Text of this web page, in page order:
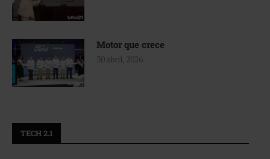
Motor que crece
30 abril, 2026
TECH 2.1